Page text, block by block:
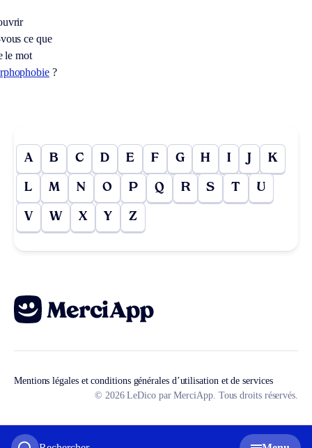
ce que
le mot
?
A B C D E F G H I J K
L M N O P Q R S T U
V W X Y Z
Mentions légales et conditions générales d’utilisation et de services
© 2026 LeDico par MerciApp. Tous droits réservés.